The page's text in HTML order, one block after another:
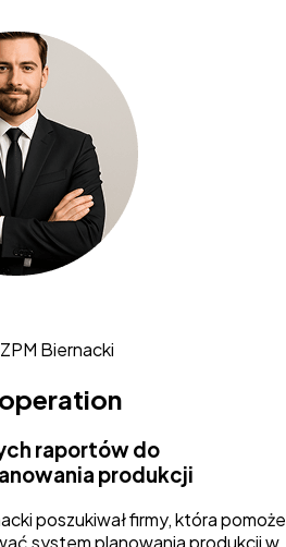
Biernacki
raportów do
produkcji
poszukiwał firmy, która pomoże
system planowania produkcji w